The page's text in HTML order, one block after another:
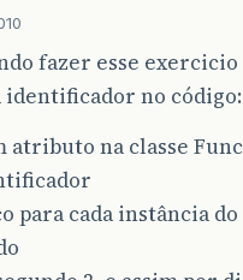
fazer esse
identificador no código:
atributo na classe
para cada instância